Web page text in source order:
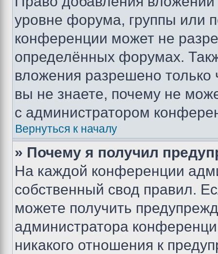
уровне форума, группы или
конференции может не
определённых форумах.
вложения разрешено
вы не знаете, почему не
с администратором
Вернуться к началу
» Почему я получил
На каждой конференции
собственный свод правил.
можете получить
администратора
никакого отношения к